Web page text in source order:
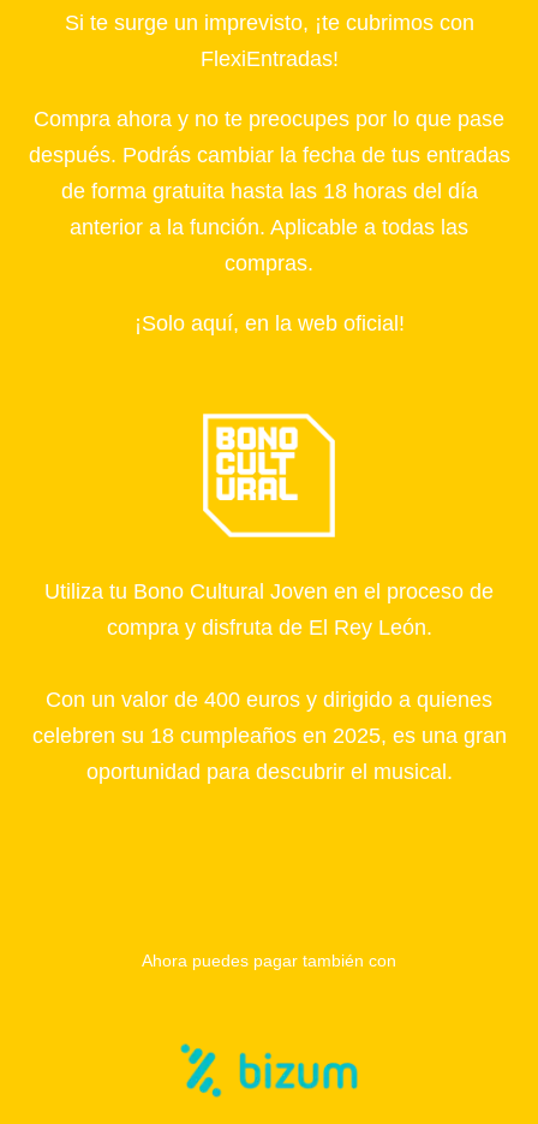
Si te surge un imprevisto, ¡te cubrimos con
FlexiEntradas!
Compra ahora y no te preocupes por lo que pase
después. Podrás cambiar la fecha de tus entradas
de forma gratuita hasta las 18 horas del día
anterior a la función. Aplicable a todas las
compras.
¡Solo aquí, en la web oficial!
Utiliza tu Bono Cultural Joven en el proceso de
compra y disfruta de El Rey León.
Con un valor de 400 euros y dirigido a quienes
celebren su 18 cumpleaños en 2025, es una gran
oportunidad para descubrir el musical.
Ahora puedes pagar también con